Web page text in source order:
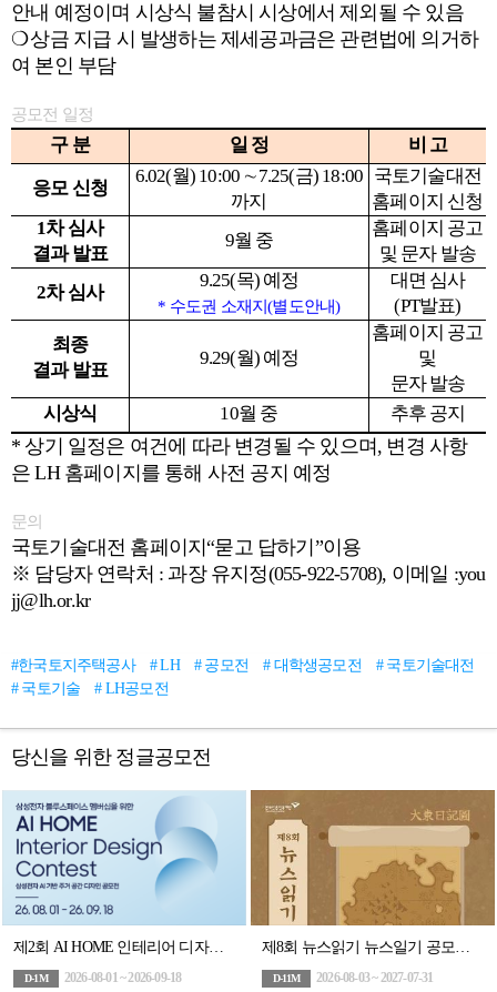
안내 예정이며 시상식 불참시 시상에서 제외될 수 있음
❍상금 지급 시 발생하는 제세공과금은 관련법에 의거하
여 본인 부담
공모전 일정
구 분 일 정 비 고
응모 신청
6.02(월) 10:00 ∼7.25(금) 18:00
까지
국토기술대전
홈페이지 신청
1차 심사
결과 발표
9월 중
홈페이지 공고
및 문자 발송
2차 심사
9.25(목) 예정
* 수도권 소재지(별도안내)
대면 심사
(PT발표)
최종
결과 발표
9.29(월) 예정
홈페이지 공고
및
문자 발송
시상식
10월 중 추후 공지
* 상기 일정은 여건에 따라 변경될 수 있으며, 변경 사항
은 LH 홈페이지를 통해 사전 공지 예정
문의
국토기술대전 홈페이지“묻고 답하기”이용
※ 담당자 연락처 : 과장 유지정(055-922-5708), 이메일 :you
jj@lh.or.kr
#한국토지주택공사 # LH # 공모전 # 대학생공모전
# 국토기술대전
# 국토기술
# LH공모전
당신을 위한 정글공모전
제2회 AI HOME 인테리어 디자인 컨테스트
D-1M
2026-08-01 ~ 2026-09-18
제8회 뉴스읽기 뉴스일기 공모전 뉴스일기장 배포(~27/7/31)
D-11M
2026-08-03 ~ 2027-07-31